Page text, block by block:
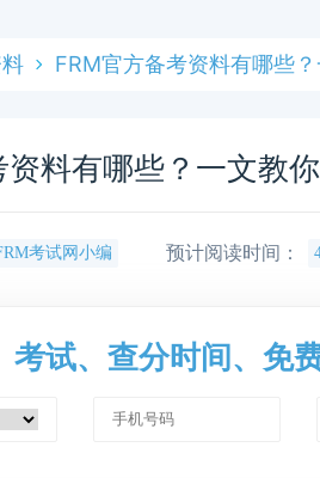
FRM官方备考资料有哪些
资料有哪些？一文教
考试网小编 预计阅读时间：
考试、查分时间、免